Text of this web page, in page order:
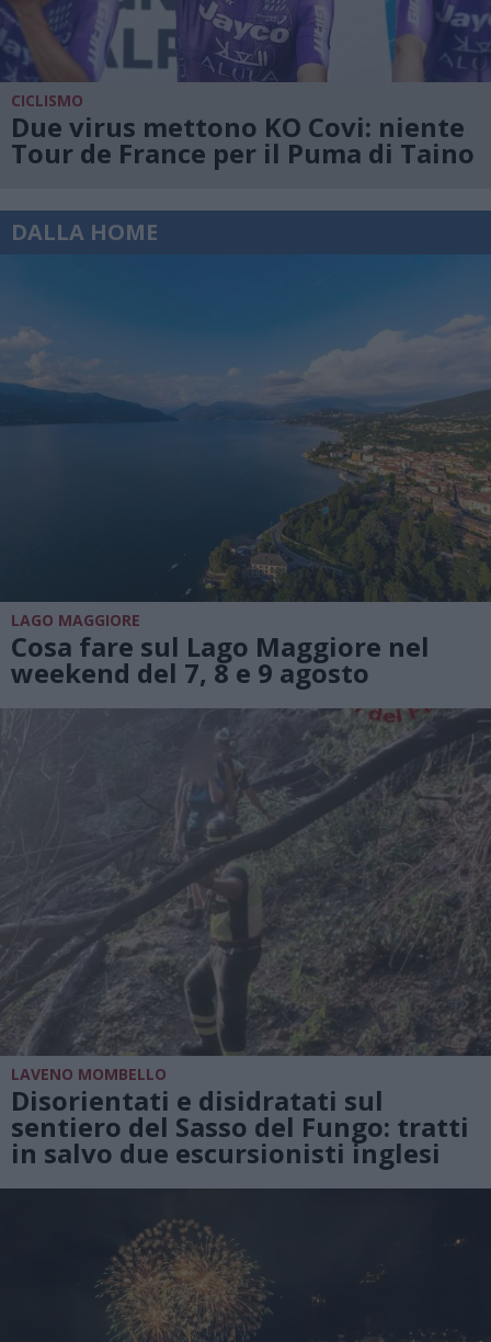
CICLISMO
Due virus mettono KO Covi: niente
Tour de France per il Puma di Taino
DALLA HOME
LAGO MAGGIORE
Cosa fare sul Lago Maggiore nel
weekend del 7, 8 e 9 agosto
LAVENO MOMBELLO
Disorientati e disidratati sul
sentiero del Sasso del Fungo: tratti
in salvo due escursionisti inglesi